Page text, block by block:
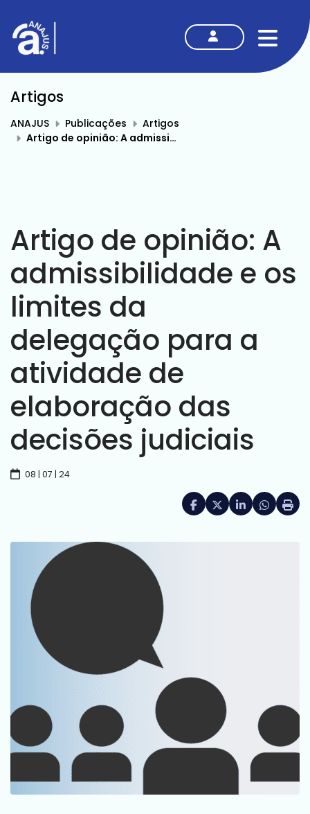
MENU
Artigos
ANAJUS Publicações
Artigos
Artigo de opinião: A admissibilidade e os limites da delegação para a atividade de elaboração das decisões judiciais
Artigo de opinião: A
admissibilidade e os
limites da
delegação para a
atividade de
elaboração das
decisões judiciais
08 | 07 | 24